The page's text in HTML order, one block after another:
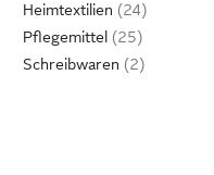
Heimtextilien
Pflegemittel
Schreibwaren